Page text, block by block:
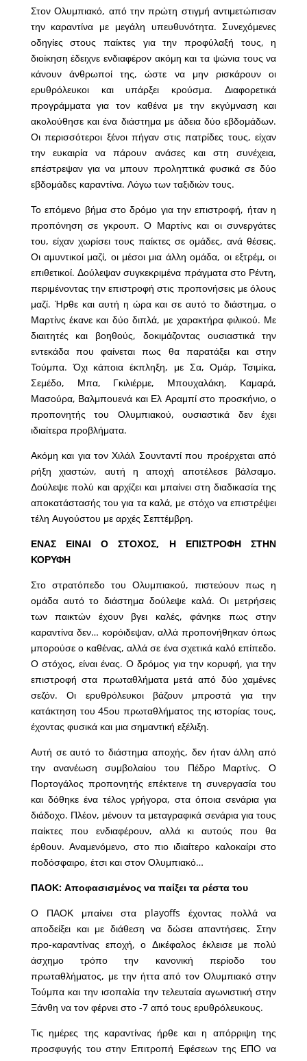
Στον Ολυμπιακό, από την πρώτη στιγμή αντιμετώπισαν
την καραντίνα με μεγάλη υπευθυνότητα. Συνεχόμενες
οδηγίες στους παίκτες για την προφύλαξή τους, η
διοίκηση έδειχνε ενδιαφέρον ακόμη και τα ψώνια τους να
κάνουν άνθρωποί της, ώστε να μην ρισκάρουν οι
ερυθρόλευκοι και υπάρξει κρούσμα. Διαφορετικά
προγράμματα για τον καθένα με την εκγύμναση και
ακολούθησε και ένα διάστημα με άδεια δύο εβδομάδων.
Οι περισσότεροι ξένοι πήγαν στις πατρίδες τους, είχαν
την ευκαιρία να πάρουν ανάσες και στη συνέχεια,
επέστρεψαν για να μπουν προληπτικά φυσικά σε δύο
εβδομάδες καραντίνα. Λόγω των ταξιδιών τους.
Το επόμενο βήμα στο δρόμο για την επιστροφή, ήταν η
προπόνηση σε γκρουπ. Ο Μαρτίνς και οι συνεργάτες
του, είχαν χωρίσει τους παίκτες σε ομάδες, ανά θέσεις.
Οι αμυντικοί μαζί, οι μέσοι μια άλλη ομάδα, οι εξτρέμ, οι
επιθετικοί. Δούλεψαν συγκεκριμένα πράγματα στο Ρέντη,
περιμένοντας την επιστροφή στις προπονήσεις με όλους
μαζί. Ήρθε και αυτή η ώρα και σε αυτό το διάστημα, ο
Μαρτίνς έκανε και δύο διπλά, με χαρακτήρα φιλικού. Με
διαιτητές και βοηθούς, δοκιμάζοντας ουσιαστικά την
εντεκάδα που φαίνεται πως θα παρατάξει και στην
Τούμπα. Όχι κάποια έκπληξη, με Σα, Ομάρ, Τσιμίκα,
Σεμέδο, Μπα, Γκιλιέρμε, Μπουχαλάκη, Καμαρά,
Μασούρα, Βαλμπουενά και Ελ Αραμπί στο προσκήνιο, ο
προπονητής του Ολυμπιακού, ουσιαστικά δεν έχει
ιδιαίτερα προβλήματα.
Ακόμη και για τον Χιλάλ Σουνταντί που προέρχεται από
ρήξη χιαστών, αυτή η αποχή αποτέλεσε βάλσαμο.
Δούλεψε πολύ και αρχίζει και μπαίνει στη διαδικασία της
αποκατάστασής του για τα καλά, με στόχο να επιστρέψει
τέλη Αυγούστου με αρχές Σεπτέμβρη.
ΕΝΑΣ ΕΙΝΑΙ Ο ΣΤΟΧΟΣ, Η ΕΠΙΣΤΡΟΦΗ ΣΤΗΝ
ΚΟΡΥΦΗ
Στο στρατόπεδο του Ολυμπιακού, πιστεύουν πως η
ομάδα αυτό το διάστημα δούλεψε καλά. Οι μετρήσεις
των παικτών έχουν βγει καλές, φάνηκε πως στην
καραντίνα δεν… κορόιδεψαν, αλλά προπονήθηκαν όπως
μπορούσε ο καθένας, αλλά σε ένα σχετικά καλό επίπεδο.
Ο στόχος, είναι ένας. Ο δρόμος για την κορυφή, για την
επιστροφή στα πρωταθλήματα μετά από δύο χαμένες
σεζόν. Οι ερυθρόλευκοι βάζουν μπροστά για την
κατάκτηση του 45ου πρωταθλήματος της ιστορίας τους,
έχοντας φυσικά και μια σημαντική εξέλιξη.
Αυτή σε αυτό το διάστημα αποχής, δεν ήταν άλλη από
την ανανέωση συμβολαίου του Πέδρο Μαρτίνς. Ο
Πορτογάλος προπονητής επέκτεινε τη συνεργασία του
και δόθηκε ένα τέλος γρήγορα, στα όποια σενάρια για
διάδοχο. Πλέον, μένουν τα μεταγραφικά σενάρια για τους
παίκτες που ενδιαφέρουν, αλλά κι αυτούς που θα
έρθουν. Αναμενόμενο, στο πιο ιδιαίτερο καλοκαίρι στο
ποδόσφαιρο, έτσι και στον Ολυμπιακό…
ΠΑΟΚ: Αποφασισμένος να παίξει τα ρέστα του
Ο ΠΑΟΚ μπαίνει στα playoffs έχοντας πολλά να
αποδείξει και με διάθεση να δώσει απαντήσεις. Στην
προ-καραντίνας εποχή, ο Δικέφαλος έκλεισε με πολύ
άσχημο τρόπο την κανονική περίοδο του
πρωταθλήματος, με την ήττα από τον Ολυμπιακό στην
Τούμπα και την ισοπαλία την τελευταία αγωνιστική στην
Ξάνθη να τον φέρνει στο -7 από τους ερυθρόλευκους.
Τις ημέρες της καραντίνας ήρθε και η απόρριψη της
προσφυγής του στην Επιτροπή Εφέσεων της ΕΠΟ να